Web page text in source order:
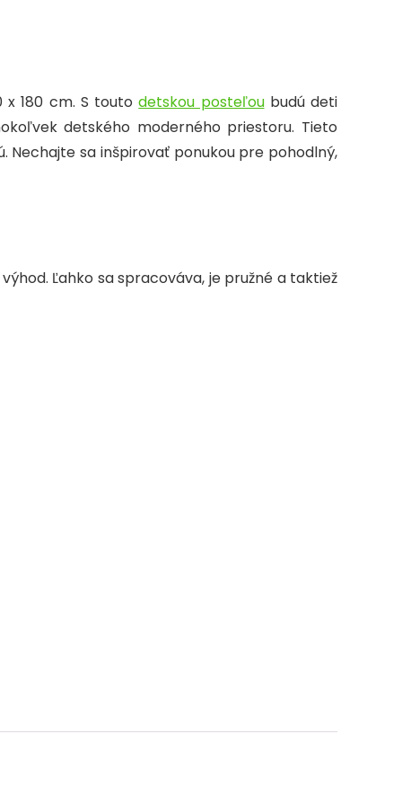
x 180 cm. S toutodetskou posteľoubudú deti
detského moderného priestoru. Tieto
Nechajte sa inšpirovať ponukou pre pohodlný,
Ľahko sa spracováva, je pružné a taktiež